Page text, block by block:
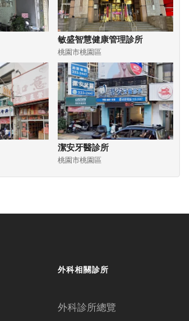
敏盛智慧健康管理診所
桃園市桃園區
潔安牙醫診所
桃園市桃園區
外科相關診所
外科診所總覽